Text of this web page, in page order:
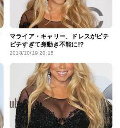
マライア・キャリー、ドレスがピチ
ピチすぎて身動き不能に!?
2018/10/19 20:15